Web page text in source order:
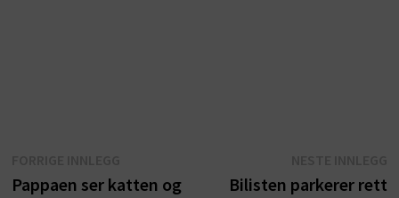
innlegg:
Pappaen ser katten og
Bilisten parkerer rett